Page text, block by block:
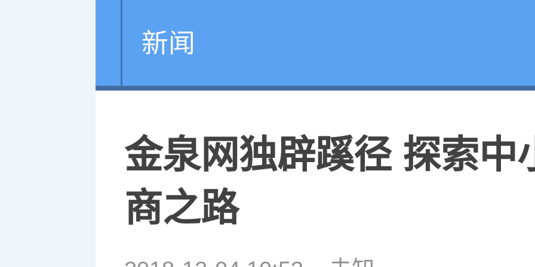
新闻
金泉网独辟蹊径 探索中
商之路